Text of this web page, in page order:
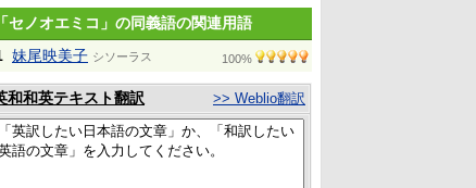
「セノオエミコ」の同義語の関連用語
妹尾映美子 シソーラス 100%
和和英テキスト翻訳 >> Weblio翻訳